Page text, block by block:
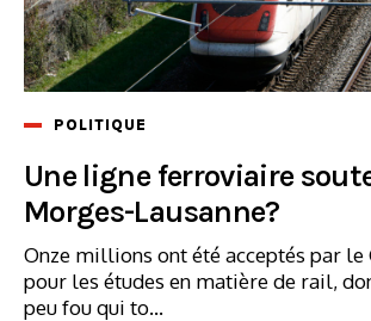
POLITIQUE
Une ligne ferroviaire
Morges-Lausanne?
Onze millions ont été acceptés par le
pour les études en matière de rail,
peu fou qui to...